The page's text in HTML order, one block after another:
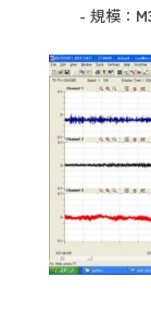
- 規模：